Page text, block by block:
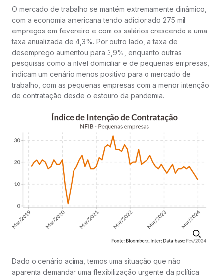
O mercado de trabalho se mantém extremamente dinâmico,
com a economia americana tendo adicionado 275 mil
empregos em fevereiro e com os salários crescendo a uma
taxa anualizada de 4,3%. Por outro lado, a taxa de
desemprego aumentou para 3,9%, enquanto outras
pesquisas como a nível domiciliar e de pequenas empresas,
indicam um cenário menos positivo para o mercado de
trabalho, com as pequenas empresas com a menor intenção
de contratação desde o estouro da pandemia.
Dado o cenário acima, temos uma situação que não
aparenta demandar uma flexibilização urgente da política